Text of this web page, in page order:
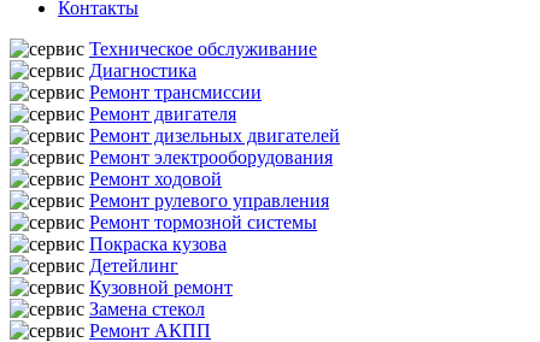
Контакты
Техническое обслуживание
Диагностика
Ремонт трансмиссии
Ремонт двигателя
Ремонт дизельных двигателей
Ремонт электрооборудования
Ремонт ходовой
Ремонт рулевого управления
Ремонт тормозной системы
Покраска кузова
Детейлинг
Кузовной ремонт
Замена стекол
Ремонт АКПП